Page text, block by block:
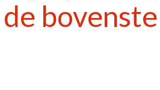
bovenste